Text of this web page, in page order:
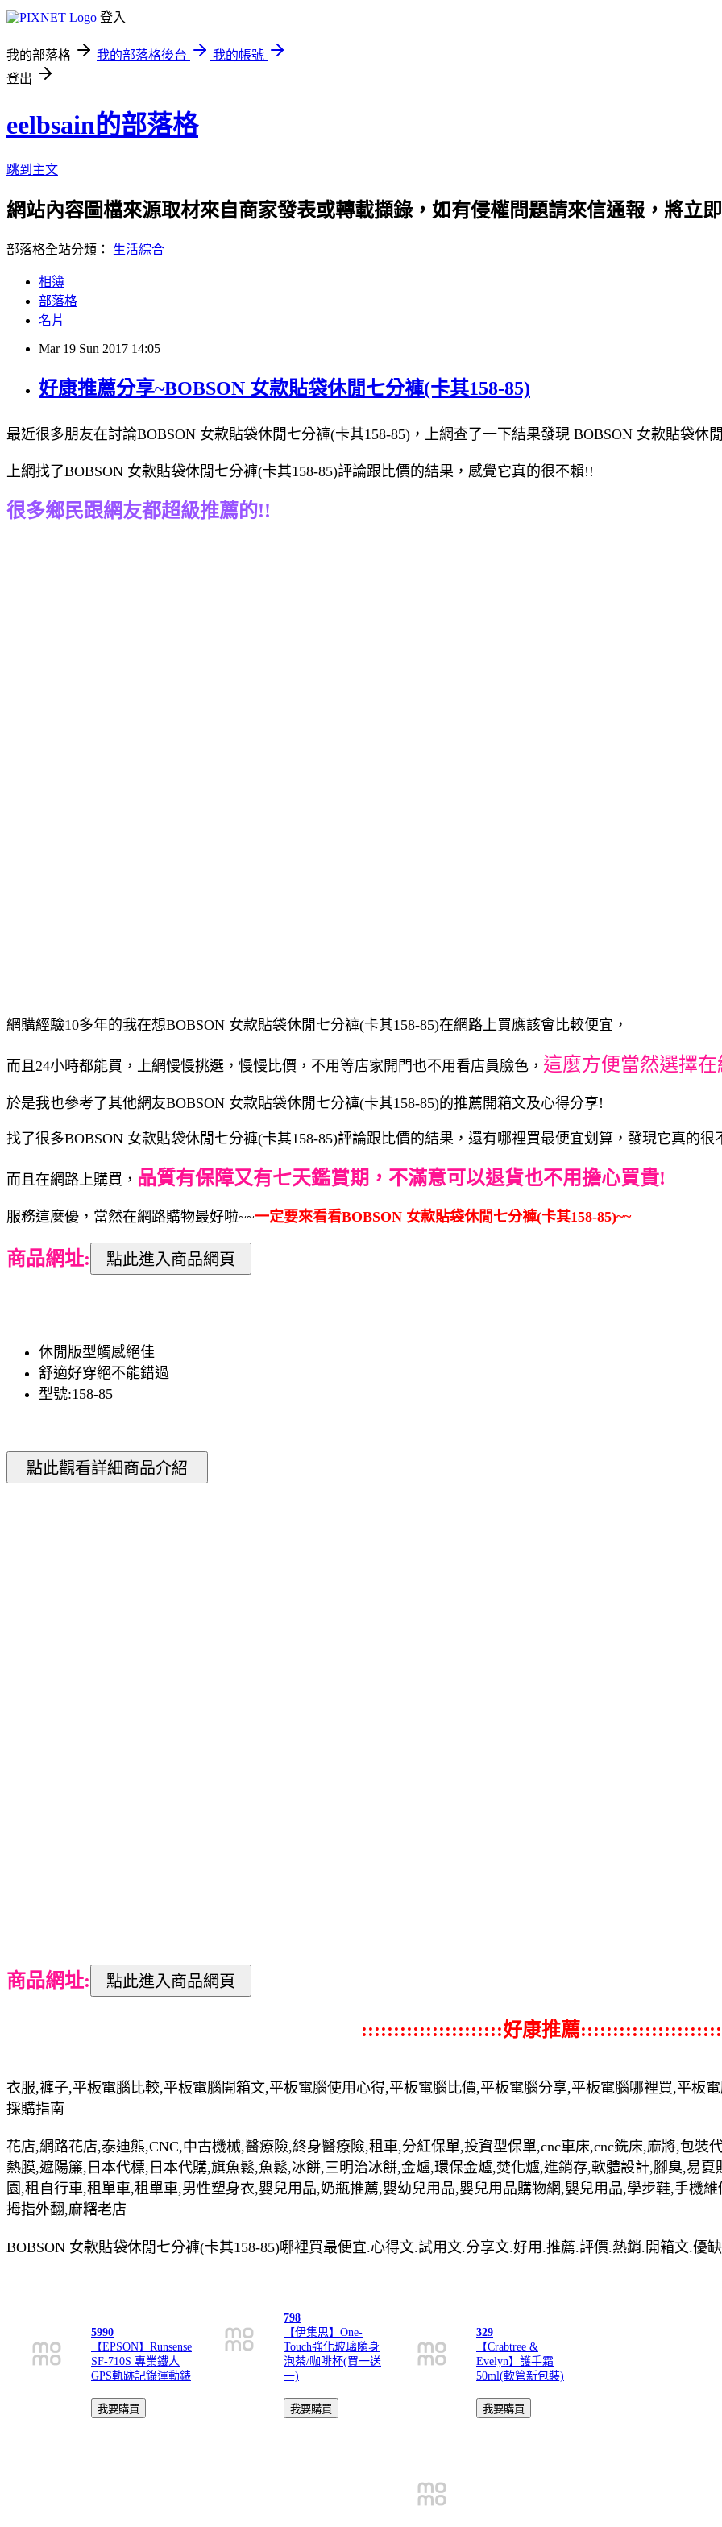
登入
我的部落格 我的部落格後台
我的帳號
登出
eelbsain的部落格
跳到主文
網站內容圖檔來源取材來自商家發表或轉載擷錄，如有侵權問題請來信通報，將立
部落格全站分類： 生活綜合
相簿
部落格
名片
Mar 19 Sun 2017 14:05
好康推薦分享~BOBSON 女款貼袋休閒七分褲(卡其158-85)
最近很多朋友在討論BOBSON 女款貼袋休閒七分褲(卡其158-85)，上網查了一下結果發現 BOBSON 女款貼袋休
上網找了BOBSON 女款貼袋休閒七分褲(卡其158-85)評論跟比價的結果，感覺它真的很不賴!!
很多鄉民跟網友都超級推薦的!!
網購經驗10多年的我在想BOBSON 女款貼袋休閒七分褲(卡其158-85)在網路上買應該會比較便宜，
而且24小時都能買，上網慢慢挑選，慢慢比價，不用等店家開門也不用看店員臉色， 這麼方便當然選擇
於是我也參考了其他網友BOBSON 女款貼袋休閒七分褲(卡其158-85)的推薦開箱文及心得分享!
找了很多BOBSON 女款貼袋休閒七分褲(卡其158-85)評論跟比價的結果，還有哪裡買最便宜划算，發現它真的很
而且在網路上購買， 品質有保障又有七天鑑賞期，不滿意可以退貨也不用擔心買貴!
服務這麼優，當然在網路購物最好啦~~一定要來看看BOBSON 女款貼袋休閒七分褲(卡其158-85)~~
商品網址:
休閒版型觸感絕佳
舒適好穿絕不能錯過
型號:158-85
商品網址:
::::::::::::::::::::::好康推薦::::::::::::::::::::::
衣服,褲子,平板電腦比較,平板電腦開箱文,平板電腦使用心得,平板電腦比價,平板電腦分享,平板電腦哪裡買,平板
採購指南
花店,網路花店,泰迪熊,CNC,中古機械,醫療險,終身醫療險,租車,分紅保單,投資型保單,cnc車床,cnc銑床,麻將,包
熱膜,遮陽簾,日本代標,日本代購,旗魚鬆,魚鬆,冰餅,三明治冰餅,金爐,環保金爐,焚化爐,進銷存,軟體設計,腳臭,易
園,租自行車,租單車,租單車,男性塑身衣,嬰兒用品,奶瓶推薦,嬰幼兒用品,嬰兒用品購物網,嬰兒用品,學步鞋,手機
拇指外翻,麻糬老店
BOBSON 女款貼袋休閒七分褲(卡其158-85)哪裡買最便宜.心得文.試用文.分享文.好用.推薦.評價.熱銷.開箱文.優
5990
【EPSON】Runsense
SF-710S 專業鐵人
GPS軌跡記錄運動錶
798
【伊集思】One-
Touch強化玻璃隨身
泡茶/咖啡杯(買一送
一)
329
【Crabtree &
Evelyn】護手霜
50ml(軟管新包裝)